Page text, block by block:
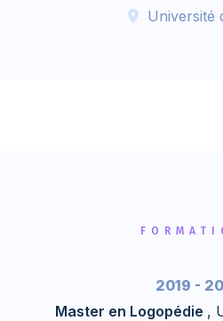
Université
2019 -
Master en Logopédie ,